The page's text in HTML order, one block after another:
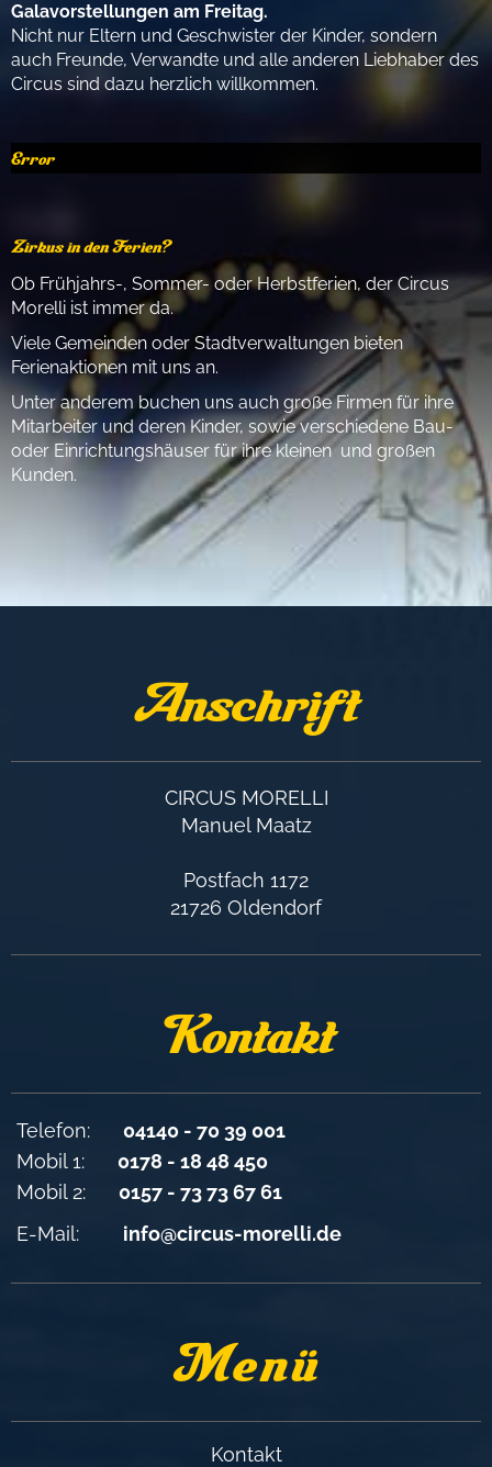
Galavorstellungen am Freitag.
Nicht nur Eltern und Geschwister der Kinder, sondern
auch Freunde, Verwandte und alle anderen Liebhaber des
Circus sind dazu herzlich willkommen.
Error
Zirkus in den Ferien?
Ob Frühjahrs-, Sommer- oder Herbstferien, der Circus
Morelli ist immer da.
Viele Gemeinden oder Stadtverwaltungen bieten
Ferienaktionen mit uns an.
Unter anderem buchen uns auch große Firmen für ihre
Mitarbeiter und deren Kinder, sowie verschiedene Bau-
oder Einrichtungshäuser für ihre kleinen und großen
Kunden.
Anschrift
CIRCUS MORELLI
Manuel Maatz
Postfach 1172
21726 Oldendorf
Kontakt
Telefon: 04140 - 70 39 001
Mobil 1: 0178 - 18 48 450
Mobil 2: 0157 - 73 73 67 61
E-Mail: info@circus-morelli.de
Menü
Kontakt